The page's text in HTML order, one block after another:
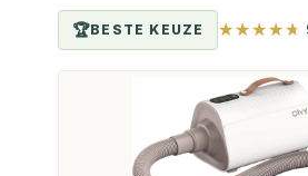
BESTE KEUZE